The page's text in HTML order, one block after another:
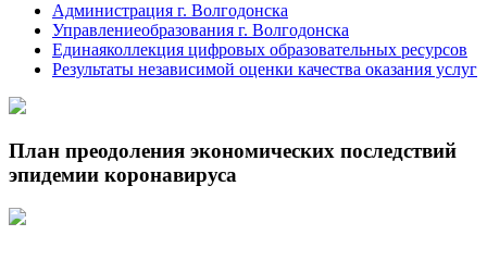
Администрация г. Волгодонска
Управлениеобразования г. Волгодонска
Единаяколлекция цифровых образовательных ресурсов
Результаты независимой оценки качества оказания услуг
План преодоления экономических последствий
эпидемии коронавируса